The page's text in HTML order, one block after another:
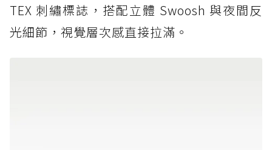
TEX 刺繡標誌，搭配立體 Swoosh 與夜間反
光細節，視覺層次感直接拉滿。